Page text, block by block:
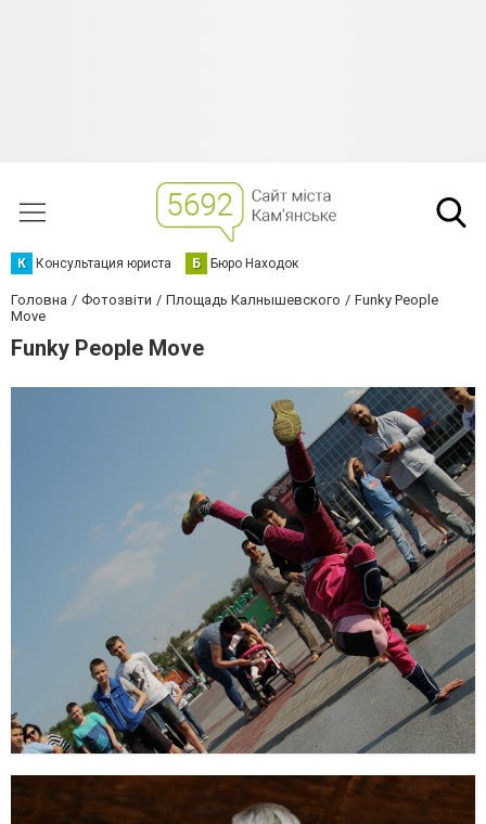
К Консультация юриста Б Бюро Находок
Головна Фотозвіти Площадь Калнышевского
Funky People
Move
Funky People Move